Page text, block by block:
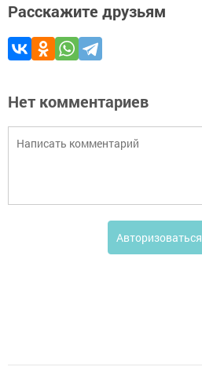
Расскажите друзьям
Нет комментариев
Авторизоваться